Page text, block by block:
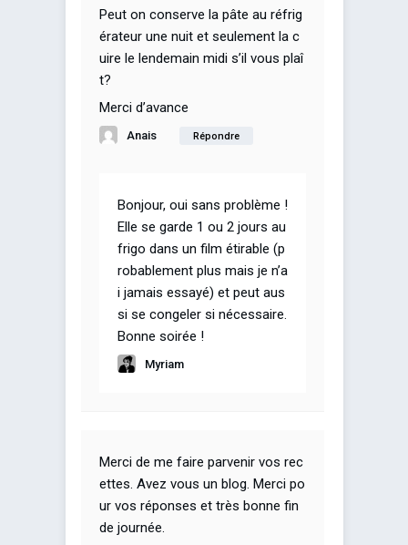
Peut on conserve la pâte au réfrig
érateur une nuit et seulement la c
uire le lendemain midi s’il vous plaî
t?
Merci d’avance
Anais Répondre
Bonjour, oui sans problème !
Elle se garde 1 ou 2 jours au
frigo dans un film étirable (p
robablement plus mais je n’a
i jamais essayé) et peut aus
si se congeler si nécessaire.
Bonne soirée !
Myriam
Merci de me faire parvenir vos rec
ettes. Avez vous un blog. Merci po
ur vos réponses et très bonne fin
de journée.